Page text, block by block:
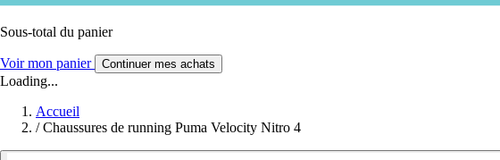
Sous-total du panier
Voir mon panier Continuer mes achats
Loading...
Accueil
/ Chaussures de running Puma Velocity Nitro 4